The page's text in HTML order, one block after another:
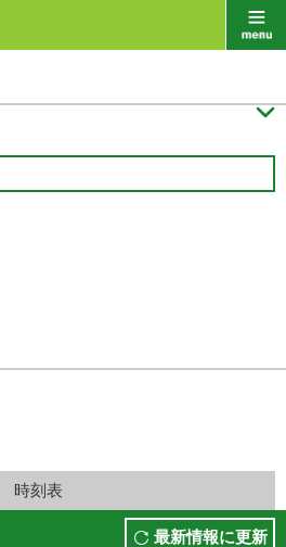

時刻表
最新情報に更新